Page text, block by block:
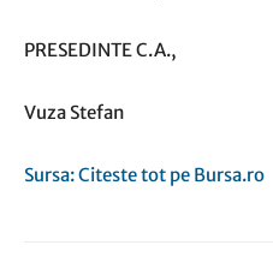
PRESEDINTE C.A.,
Vuza Stefan
Sursa: Citeste tot pe Bursa.ro